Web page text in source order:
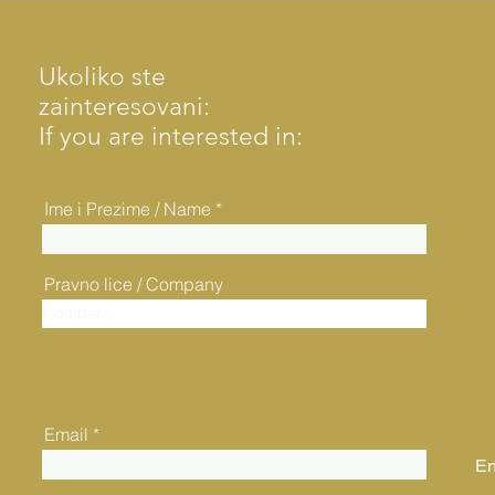
Ukoliko ste
zainteresovani:
If you are interested in:
Ime i Prezime / Name
Pravno lice / Company
Email